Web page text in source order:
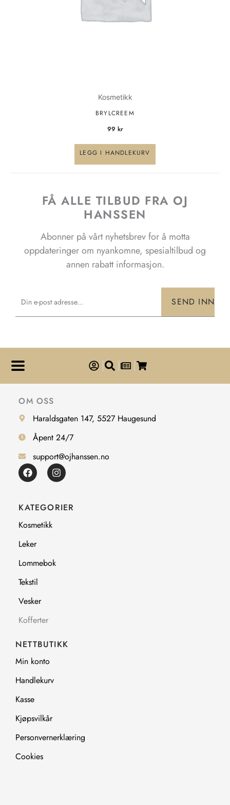
Kosmetikk
BRYLCREEM
99 kr
LEGG I HANDLEKURV
FÅ ALLE TILBUD FRA OJ
HANSSEN
Abonner på vårt nyhetsbrev for å motta
oppdateringer om nyankomne, spesialtilbud og
annen rabatt informasjon.
SEND INN
OM OSS
Haraldsgaten 147, 5527 Haugesund
Åpent 24/7
support@ojhanssen.no
F
a
c
b
o
o
k
I
n
s
a
g
KATEGORIER
Kosmetikk
Leker
Lommebok
Tekstil
Vesker
Kofferter
NETTBUTIKK
Min konto
Handlekurv
Kasse
Kjøpsvilkår
Personvernerklæring
Cookies